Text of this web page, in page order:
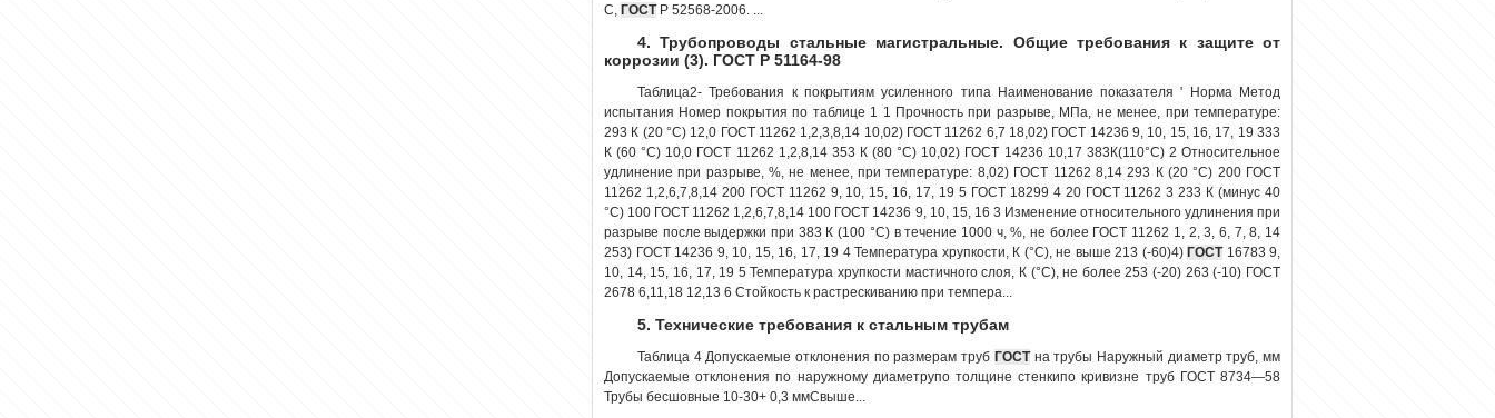
С, ГОСТР 52568-2006. ...
4. Трубопроводы стальные магистральные. Общие требования к защите от
коррозии (3). ГОСТ Р 51164-98
Таблица2- Требования к покрытиям усиленного типа Наименование показателя ' Норма Метод
испытания Номер покрытия по таблице 1 1 Прочность при разрыве, МПа, не менее, при температуре:
293 К (20 °С) 12,0 ГОСТ 11262 1,2,3,8,14 10,02) ГОСТ 11262 6,7 18,02) ГОСТ 14236 9, 10, 15, 16, 17, 19 333
К (60 °С) 10,0 ГОСТ 11262 1,2,8,14 353 К (80 °С) 10,02) ГОСТ 14236 10,17 383К(110°С) 2 Относительное
удлинение при разрыве, %, не менее, при температуре: 8,02) ГОСТ 11262 8,14 293 К (20 °С) 200 ГОСТ
11262 1,2,6,7,8,14 200 ГОСТ 11262 9, 10, 15, 16, 17, 19 5 ГОСТ 18299 4 20 ГОСТ 11262 3 233 К (минус 40
°С) 100 ГОСТ 11262 1,2,6,7,8,14 100 ГОСТ 14236 9, 10, 15, 16 3 Изменение относительного удлинения при
разрыве после выдержки при 383 К (100 °С) в течение 1000 ч, %, не более ГОСТ 11262 1, 2, 3, 6, 7, 8, 14
253) ГОСТ 14236 9, 10, 15, 16, 17, 19 4 Температура хрупкости, К (°С), не выше 213 (-60)4) ГОСТ16783 9,
10, 14, 15, 16, 17, 19 5 Температура хрупкости мастичного слоя, К (°С), не более 253 (-20) 263 (-10) ГОСТ
2678 6,11,18 12,13 6 Стойкость к растрескиванию при темпера...
5. Технические требования к стальным трубам
Таблица 4 Допускаемые отклонения по размерам труб ГОСТна трубы Наружный диаметр труб, мм
Допускаемые отклонения по наружному диаметрупо толщине стенкипо кривизне труб ГОСТ 8734—58
Трубы бесшовные 10-30+ 0,3 ммСвыше...